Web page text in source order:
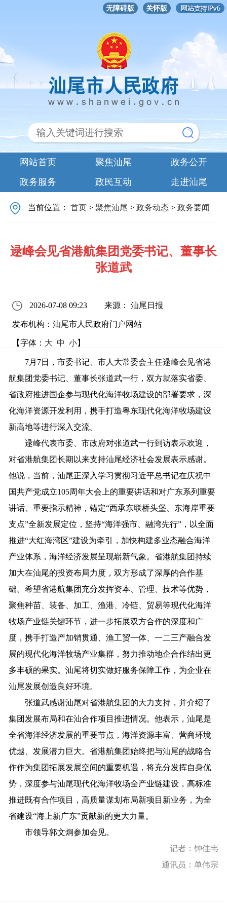
无障碍版 关怀版
网站首页 聚焦汕尾
政务公开
政务服务
政民互动 走进汕尾
当前位置：首页 >聚焦汕尾 >政务动态 >政务要闻
逯峰会见省港航集团党委书记、董事长
张道武
2026-07-08 09:23 来源： 汕尾日报
发布机构：汕尾市人民政府门户网站
【字体： 大 中 小】
7月7日，市委书记、市人大常委会主任逯峰会见省港
航集团党委书记、董事长张道武一行 ，双方就落实省委、
省政府推进国企参与现代化海洋牧场建设的部署要求，深
化海洋资源开发利用 ，携手打造粤东现代化海洋牧场建设
新高地等进行深入交流。
逯峰代表市委、市政府对张道武一行到访表示欢迎 ，
对省港航集团长期以来支持汕尾经济社会发展表示感谢。
他说， 当前，汕尾正深入学习贯彻习近平总书记在庆祝中
国共产党成立105周年大会 上的重要讲话和对广东系列重要
讲话 、重要指示精神，锚定“西承东联桥头堡、东海岸重要
支点”全新发展定位， 坚持“海洋强市、融湾先行” ， 以全面
推进“大红海湾区”建设为牵引 ， 加快构建多业态融合海洋
产业体系，海洋经济发展呈现崭新气象 。省港航集团持续
加大在汕尾的投资布局力度 ，双方形成了深厚的合作基
础。希望省港航集团 充分发挥资本 、管理 、技术等优势 ，
聚焦种苗、装备、 加工 、渔港 、冷链 贸易等现代化海洋
牧场产业链关键环节，进一步拓展双方合作的深度和广
度，携手打造产加销贯通、渔工贸一体、一二三产融合发
展的现代化海洋牧场产业集群 ，努力推动地企合作结出更
多丰硕的果实。汕尾将切实做好服务保障工作，为企业在
汕尾发展创造良好环境。
张道武感谢汕尾对省港航集团的大力支持 ，并介绍了
集团 发展布局和在汕合作项目推进情况。他表示，汕尾是
全省海洋经济发展的重要节点 ，海洋资源丰富 、营商环境
优越
发展潜力 巨大。省港航集团始终把与汕尾的战略合
作作为集团拓展发展空间的重要机遇，将充分发挥自身优
势，深度参与汕尾现代化海洋牧场全产业链建设 ，高标准
推进既有合作项目，高质量谋划布局新项目新业务， 为全
省建设“海上新广东”贡献新的更大力量。
市领导郭文炯参加会见。
记者：钟佳韦
通讯员：单伟宗